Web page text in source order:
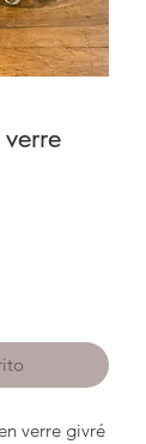
verre givré